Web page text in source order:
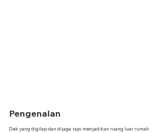
Pengenalan
Dek yang digilap dan dijaga rapi menjadikan ruang luar rumah